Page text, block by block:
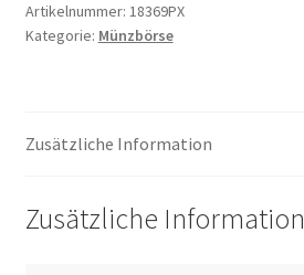
Artikelnummer: 18369PX
Kategorie: Münzbörse
Zusätzliche Information
Zusätzliche Information